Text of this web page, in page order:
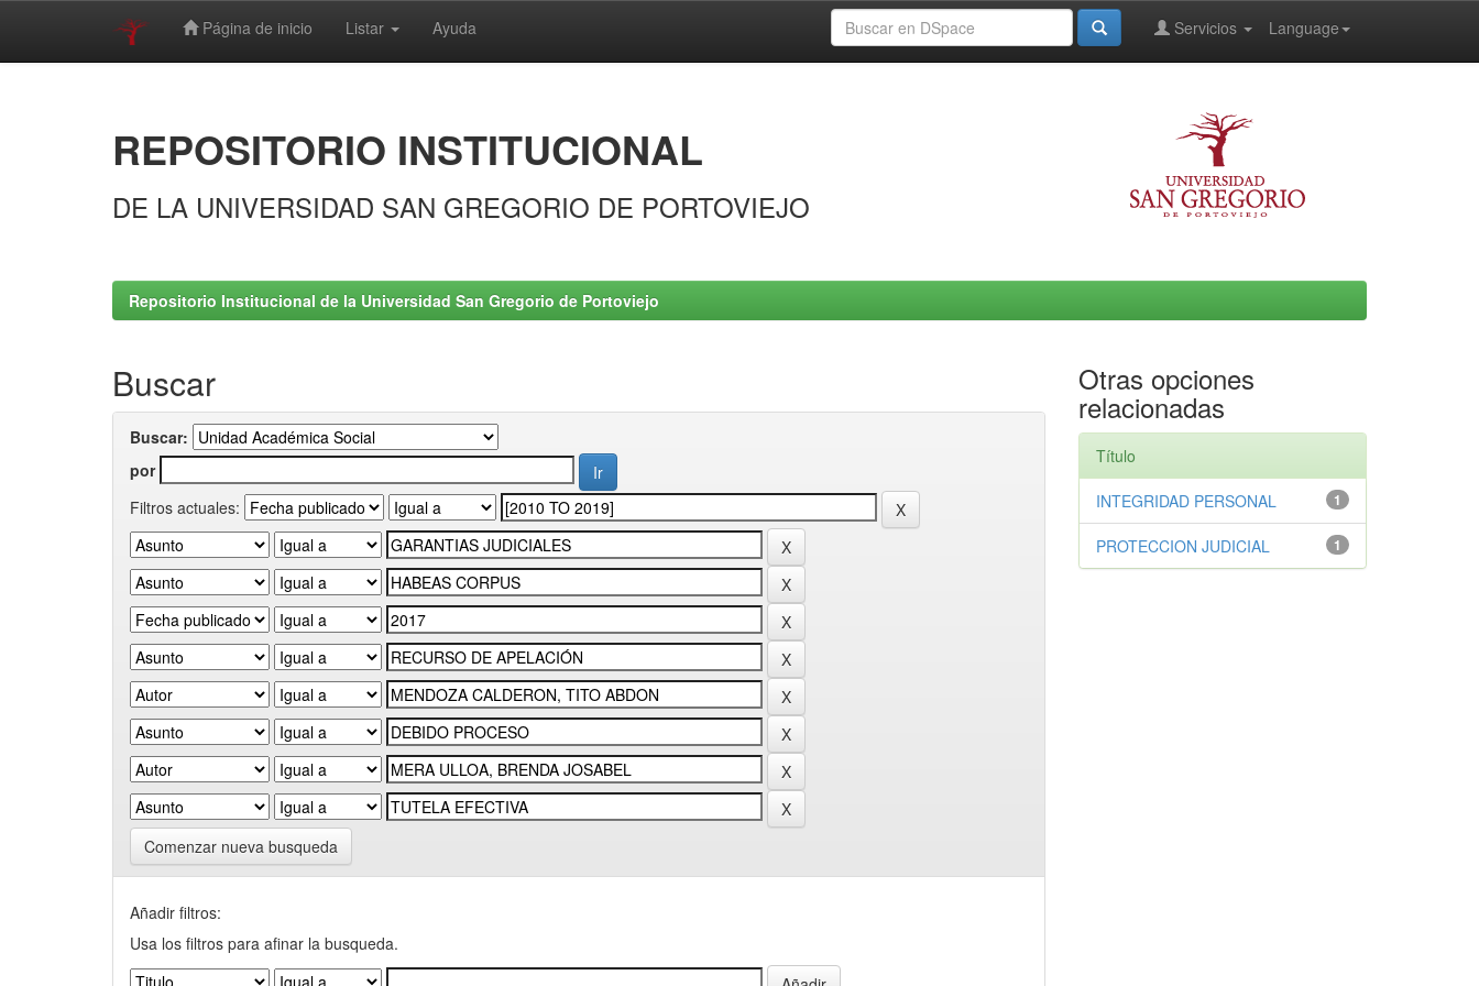
Página de inicio Listar Ayuda Language
Servicios
REPOSITORIO INSTITUCIONAL
DE LA UNIVERSIDAD SAN GREGORIO DE PORTOVIEJO
Repositorio Institucional de la Universidad San Gregorio de Portoviejo
Buscar
Buscar:
por
Filtros actuales:
Comenzar nueva busqueda
Añadir filtros:
Usa los filtros para afinar la busqueda.
Otras opciones
relacionadas
Título
1
INTEGRIDAD PERSONAL
1
PROTECCION JUDICIAL